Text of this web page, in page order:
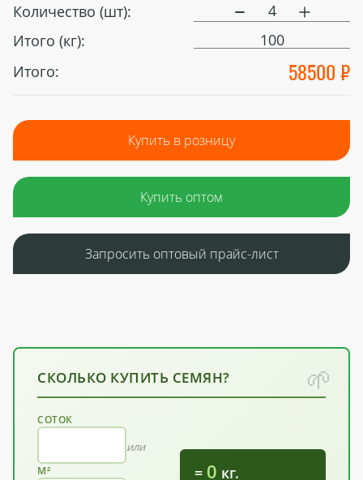
Количество (шт):
Итого (кг):
100
Итого:
58500 ₽
Купить в розницу
Купить оптом
Запросить оптовый прайс-лист
СКОЛЬКО КУПИТЬ СЕМЯН?
СОТОК
или
М² = 0 кг.